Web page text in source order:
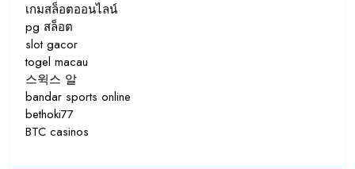
เกมสล็อตออนไลน์
pg สล็อต
slot gacor
togel macau
스윅스 알
bandar sports online
bethoki77
BTC casinos